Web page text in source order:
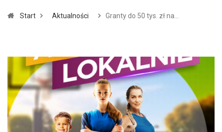
zoom_out
Pomniejsz
zoom_in
Powiększ
Czcionki
remove_circle_outline add_circle_outline
Start Aktualności Granty do 50 tys. zł na…